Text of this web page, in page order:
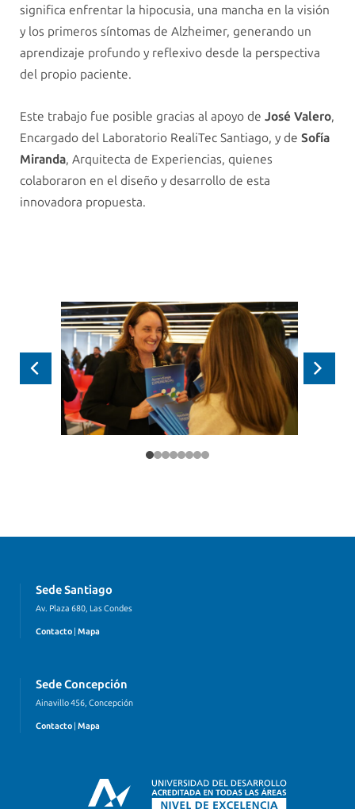
significa enfrentar la hipocusia, una mancha en la visión
y los primeros síntomas de Alzheimer, generando un
aprendizaje profundo y reflexivo desde la perspectiva
del propio paciente.
Este trabajo fue posible gracias al apoyo de José Valero,
Encargado del Laboratorio RealiTec Santiago, y de Sofía
Miranda, Arquitecta de Experiencias, quienes
colaboraron en el diseño y desarrollo de esta
innovadora propuesta.
Anterior
Sede Santiago
Av. Plaza 680, Las Condes
Contacto | Mapa
Sede Concepción
Ainavillo 456, Concepción
Contacto | Mapa